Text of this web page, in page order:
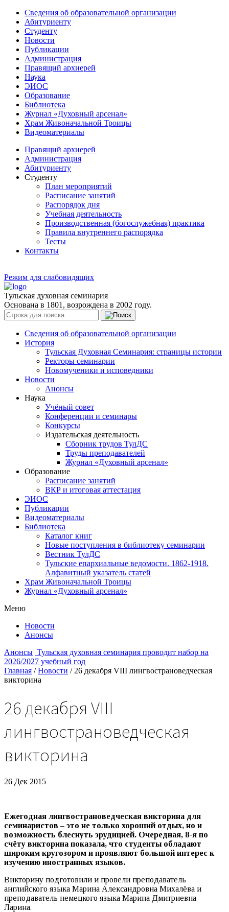
Сведения об образовательной организации
Абитуриенту
Студенту
Новости
Публикации
Администрация
Правящий архиерей
Наука
ЭИОС
Образование
Библиотека
Журнал «Духовный арсенал»
Храм Живоначальной Троицы
Видеоматериалы
Правящий архиерей
Администрация
Абитуриенту
Студенту
План мероприятий
Расписание занятий
Распорядок дня
Учебная деятельность
Производственная (богослужебная) практика
Правила внутреннего распорядка
Тесты
Контакты
Режим для слабовидящих
Тульская духовная семинария
Основана в 1801, возрождена в 2002 году.
Сведения об образовательной организации
История
Тульская Духовная Семинария: страницы истории
Ректоры семинарии
Новомученики и исповедники
Новости
Анонсы
Наука
Учёный совет
Конференции и семинары
Конкурсы
Издательская деятельность
Сборник трудов ТулДС
Труды преподавателей
Журнал «Духовный арсенал»
Образование
Расписание занятий
ВКР и итоговая аттестация
ЭИОС
Публикации
Видеоматериалы
Библиотека
Каталог книг
Новые поступления в библиотеку семинарии
Вестник ТулДС
Тульские епархиальные ведомости. 1862-1918.
Алфавитный указатель статей
Храм Живоначальной Троицы
Журнал «Духовный арсенал»
Меню
Новости
Анонсы
Анонсы Тульская духовная семинария проводит набор на
2026/2027 учебный год
Главная / Новости / 26 декабря VIII лингвострановедческая
викторина
26 декабря VIII
лингвострановедческая
викторина
26 Дек 2015
Ежегодная лингвострановедческая викторина для
семинаристов – это не только хороший отдых, но и
возможность блеснуть эрудицией. Очередная, 8-я по
счёту викторина показала, что студенты обладают
широким кругозором и проявляют большой интерес к
изучению иностранных языков.
Викторину подготовили и провели преподаватель
английского языка Марина Александровна Михалёва и
преподаватель немецкого языка Марина Дмитриевна
Ларина.